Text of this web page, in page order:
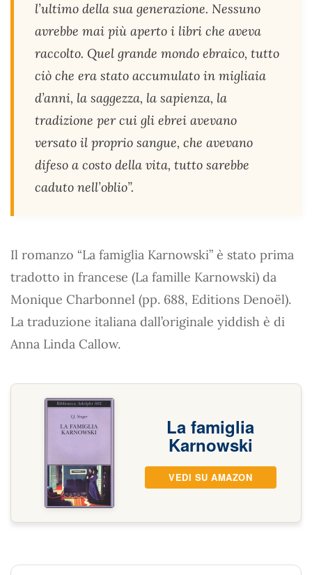
l’ultimo della sua generazione. Nessuno
avrebbe mai più aperto i libri che aveva
raccolto. Quel grande mondo ebraico, tutto
ciò che era stato accumulato in migliaia
d’anni, la saggezza, la sapienza, la
tradizione per cui gli ebrei avevano
versato il proprio sangue, che avevano
difeso a costo della vita, tutto sarebbe
caduto nell’oblio”.
Il romanzo “La famiglia Karnowski” è stato prima
tradotto in francese (La famille Karnowski) da
Monique Charbonnel (pp. 688, Editions Denoël).
La traduzione italiana dall’originale yiddish è di
Anna Linda Callow.
La famiglia
Karnowski
VEDI SU AMAZON